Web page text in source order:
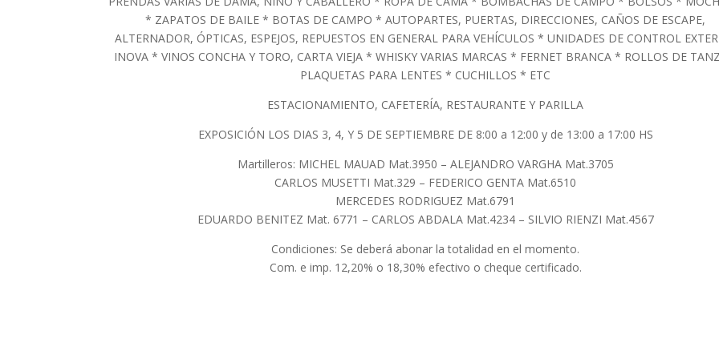
* ZAPATOS DE BAILE * BOTAS DE CAMPO * AUTOPARTES, PUERTAS, DIRECCIONES, CAÑOS DE ESCAPE,
ALTERNADOR, ÓPTICAS, ESPEJOS, REPUESTOS EN GENERAL PARA VEHÍCULOS * UNIDADES DE CONTROL
INOVA * VINOS CONCHA Y TORO, CARTA VIEJA * WHISKY VARIAS MARCAS * FERNET BRANCA * ROLLOS DE
PLAQUETAS PARA LENTES * CUCHILLOS * ETC
ESTACIONAMIENTO, CAFETERÍA, RESTAURANTE Y PARILLA
EXPOSICIÓN LOS DIAS 3, 4, Y 5 DE SEPTIEMBRE DE 8:00 a 12:00 y de 13:00 a 17:00 HS
Martilleros: MICHEL MAUAD Mat.3950 – ALEJANDRO VARGHA Mat.3705
CARLOS MUSETTI Mat.329 – FEDERICO GENTA Mat.6510
MERCEDES RODRIGUEZ Mat.6791
EDUARDO BENITEZ Mat. 6771 – CARLOS ABDALA Mat.4234 – SILVIO RIENZI Mat.4567
Condiciones: Se deberá abonar la totalidad en el momento.
Com. e imp. 12,20% o 18,30% efectivo o cheque certificado.